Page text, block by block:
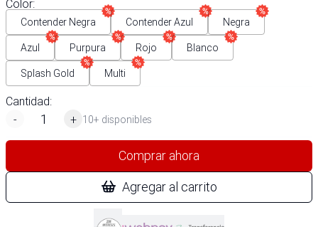
Color:
Contender Negra Contender Azul
Negra
Azul
Purpura Rojo
Blanco
Splash Gold
Multi
Cantidad:
-
+ 10+ disponibles
Comprar ahora
Agregar al carrito